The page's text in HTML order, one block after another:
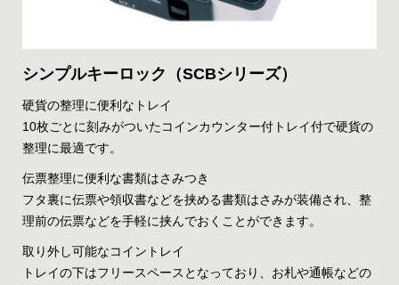
シンプルキーロック（SCBシリーズ）
硬貨の整理に便利なトレイ
10枚ごとに刻みがついたコインカウンター付トレイ付で硬貨の
整理に最適です。
伝票整理に便利な書類はさみつき
フタ裏に伝票や領収書などを挟める書類はさみが装備され、整
理前の伝票などを手軽に挟んでおくことができます。
取り外し可能なコイントレイ
トレイの下はフリースペースとなっており、お札や通帳などの